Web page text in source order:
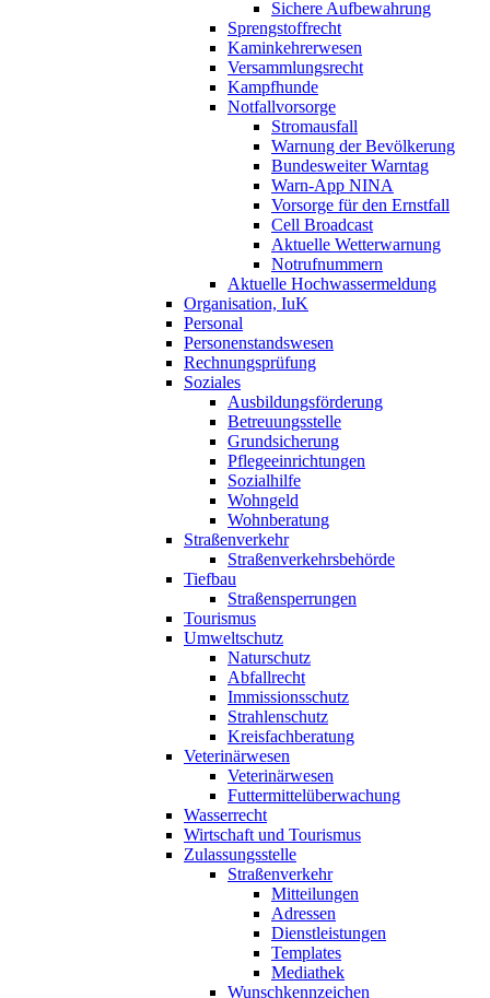
Sichere Aufbewahrung
Sprengstoffrecht
Kaminkehrerwesen
Versammlungsrecht
Kampfhunde
Notfallvorsorge
Stromausfall
Warnung der Bevölkerung
Bundesweiter Warntag
Warn-App NINA
Vorsorge für den Ernstfall
Cell Broadcast
Aktuelle Wetterwarnung
Notrufnummern
Aktuelle Hochwassermeldung
Organisation, IuK
Personal
Personenstandswesen
Rechnungsprüfung
Soziales
Ausbildungsförderung
Betreuungsstelle
Grundsicherung
Pflegeeinrichtungen
Sozialhilfe
Wohngeld
Wohnberatung
Straßenverkehr
Straßenverkehrsbehörde
Tiefbau
Straßensperrungen
Tourismus
Umweltschutz
Naturschutz
Abfallrecht
Immissionsschutz
Strahlenschutz
Kreisfachberatung
Veterinärwesen
Veterinärwesen
Futtermittelüberwachung
Wasserrecht
Wirtschaft und Tourismus
Zulassungsstelle
Straßenverkehr
Mitteilungen
Adressen
Dienstleistungen
Templates
Mediathek
Wunschkennzeichen